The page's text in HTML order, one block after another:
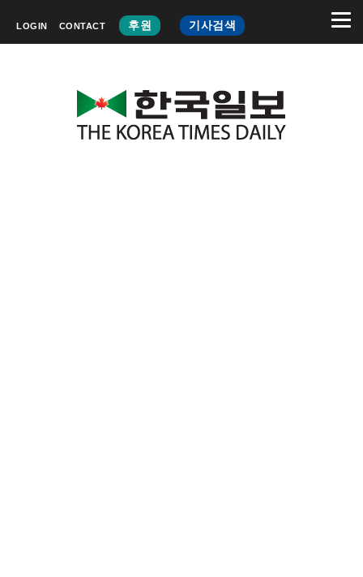
LOGIN CONTACT 후원 기사검색